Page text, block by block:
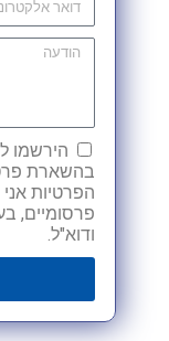
הירשמו
בהשארת
הפרטיות
פרסומיים,
ודוא"ל.